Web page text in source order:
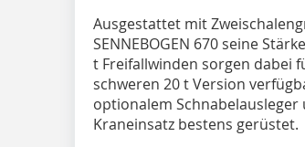
Ausgestattet mit
SENNEBOGEN 670 seine
t Freifallwinden sorgen dabei
schweren 20 t Version
optionalem
Kraneinsatz bestens gerüstet.